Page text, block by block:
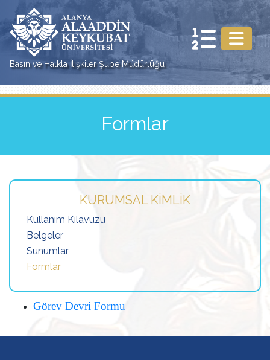
Basın ve Halkla İlişkiler Şube Müdürlüğü
Formlar
KURUMSAL KIMLIK
Kullanım Kılavuzu
Belgeler
Sunumlar
Formlar
Görev Devri Formu